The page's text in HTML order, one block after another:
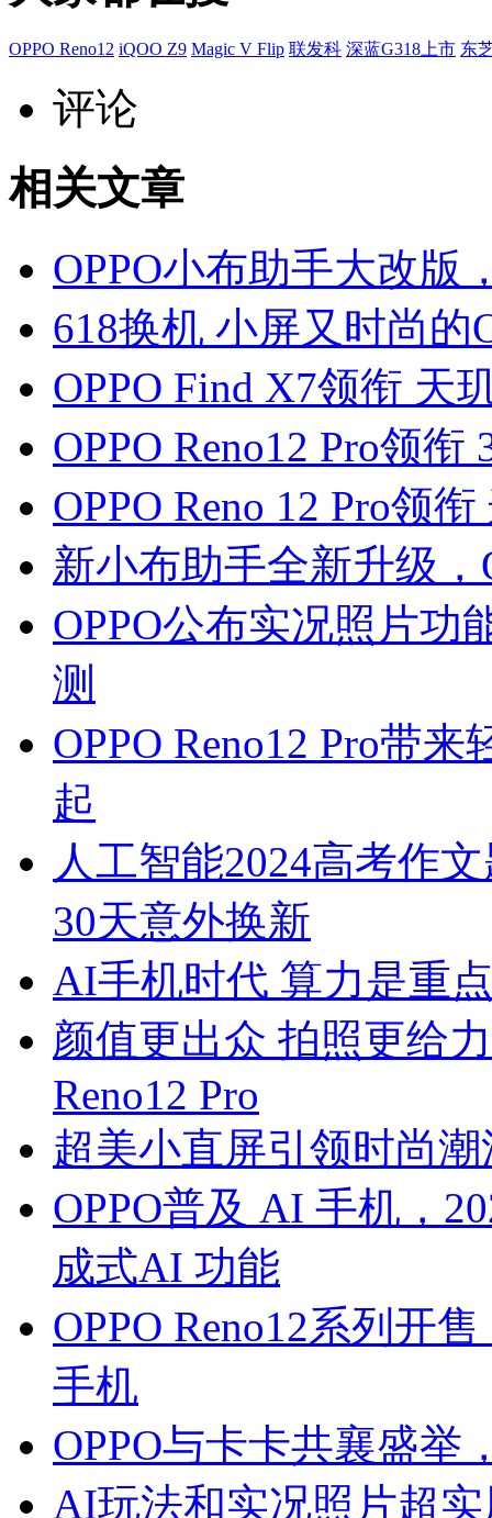
OPPO Reno12 iQOO Z9 Magic V Flip 联发科 深蓝G318上市 东
评论
相关文章
OPPO小布助手大改版
618换机 小屏又时尚的
OPPO Find X7领衔 天
OPPO Reno12 Pro领
OPPO Reno 12 Pro领
新小布助手全新升级
OPPO公布实况照片功
测
OPPO Reno12 Pro带
起
人工智能2024高考作
30天意外换新
AI手机时代 算力是重
颜值更出众 拍照更给
Reno12 Pro
超美小直屏引领时尚潮
OPPO普及 AI 手机，
成式AI 功能
OPPO Reno12系列开
手机
OPPO与卡卡共襄盛举
AI玩法和实况照片超实